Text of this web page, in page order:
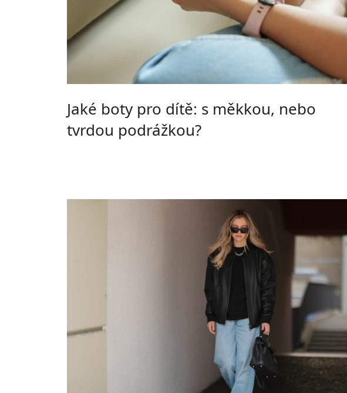
Jaké boty pro dítě: s měkkou, nebo
tvrdou podrážkou?